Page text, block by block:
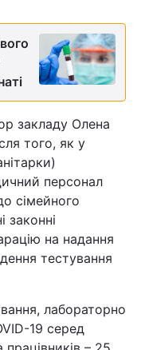
закладу Олена
того, як у
персонал
сімейного
законні
на надання
тестування
лабораторно
19 серед